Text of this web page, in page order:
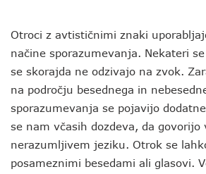
Otroci z avtističnimi znaki
načine sporazumevanja. Nekateri
se skorajda ne odzivajo na zvok.
na področju besednega in
sporazumevanja se pojavijo
se nam včasih dozdeva, da govorijo
nerazumljivem jeziku. Otrok se
posameznimi besedami ali glasovi.